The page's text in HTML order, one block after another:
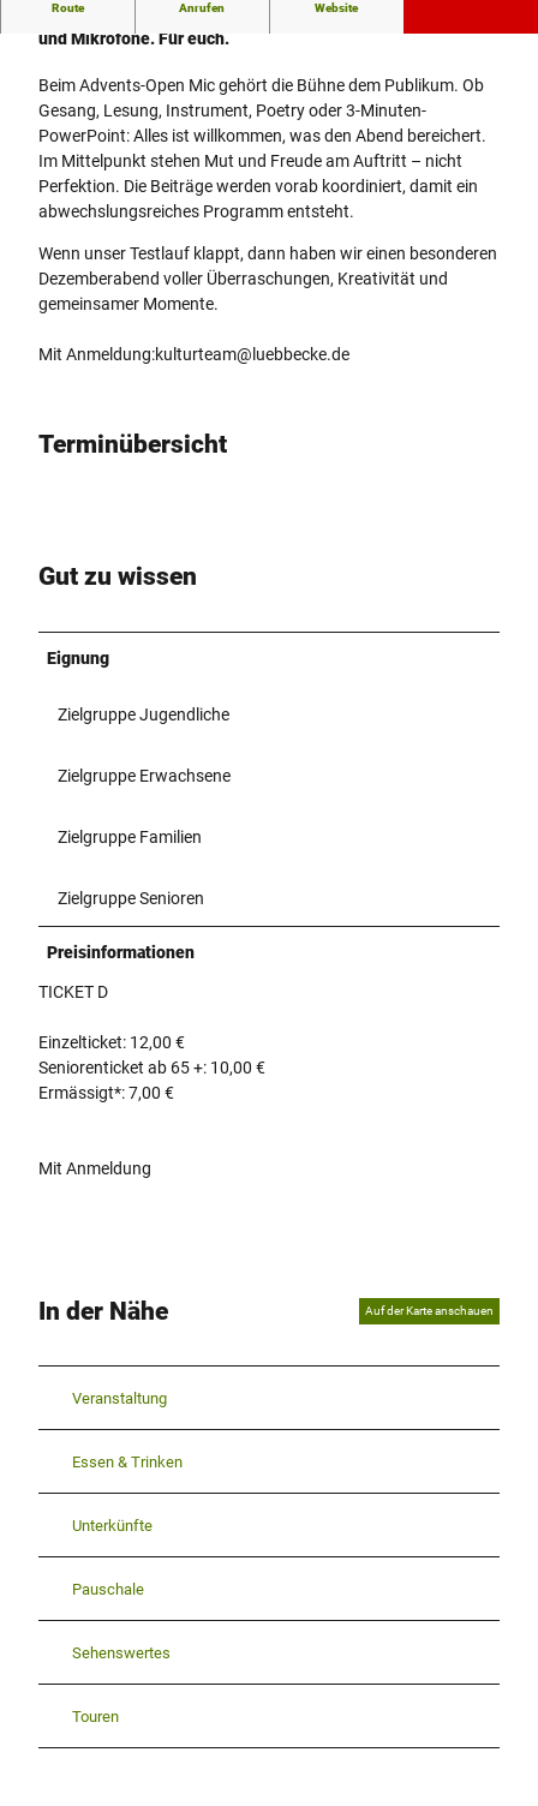
Route Anrufen Website
Traut euch: Advents-Open Stage und Open Mic! Raum, Zeit
und Mikrofone. Für euch.
Beim Advents-Open Mic gehört die Bühne dem Publikum. Ob
Gesang, Lesung, Instrument, Poetry oder 3-Minuten-
PowerPoint: Alles ist willkommen, was den Abend bereichert.
Im Mittelpunkt stehen Mut und Freude am Auftritt – nicht
Perfektion. Die Beiträge werden vorab koordiniert, damit ein
abwechslungsreiches Programm entsteht.
Wenn unser Testlauf klappt, dann haben wir einen besonderen
Dezemberabend voller Überraschungen, Kreativität und
gemeinsamer Momente.
Mit Anmeldung:kulturteam@luebbecke.de
Terminübersicht
Gut zu wissen
Eignung
Zielgruppe Jugendliche
Zielgruppe Erwachsene
Zielgruppe Familien
Zielgruppe Senioren
Preisinformationen
TICKET D
Einzelticket: 12,00 €
Seniorenticket ab 65 +: 10,00 €
Ermässigt*: 7,00 €
Mit Anmeldung
In der Nähe Auf der Karte anschauen
Veranstaltung
Essen & Trinken
Unterkünfte
Pauschale
Sehenswertes
Touren